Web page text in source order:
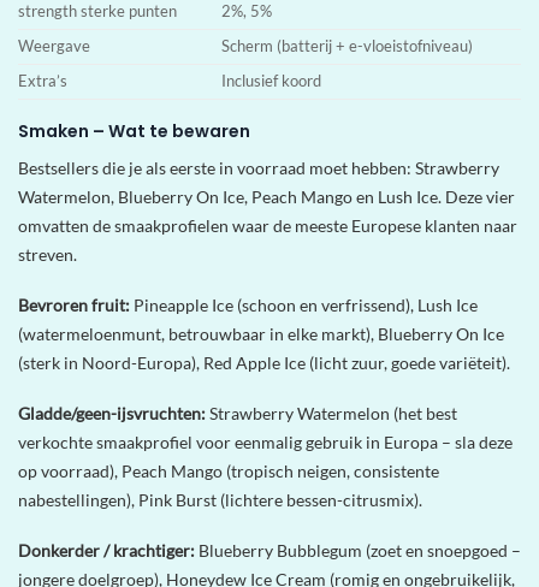
strength sterke punten
2%, 5%
Weergave
Scherm (batterij + e-vloeistofniveau)
Extra’s
Inclusief koord
Smaken – Wat te bewaren
Bestsellers die je als eerste in voorraad moet hebben: Strawberry
Watermelon, Blueberry On Ice, Peach Mango en Lush Ice. Deze vier
omvatten de smaakprofielen waar de meeste Europese klanten naar
streven.
Bevroren fruit: Pineapple Ice (schoon en verfrissend), Lush Ice
(watermeloenmunt, betrouwbaar in elke markt), Blueberry On Ice
(sterk in Noord-Europa), Red Apple Ice (licht zuur, goede variëteit).
Gladde/geen-ijsvruchten:Strawberry Watermelon (het best
verkochte smaakprofiel voor eenmalig gebruik in Europa – sla deze
op voorraad), Peach Mango (tropisch neigen, consistente
nabestellingen), Pink Burst (lichtere bessen-citrusmix).
Donkerder / krachtiger: Blueberry Bubblegum (zoet en snoepgoed –
jongere doelgroep), Honeydew Ice Cream (romig en ongebruikelijk,